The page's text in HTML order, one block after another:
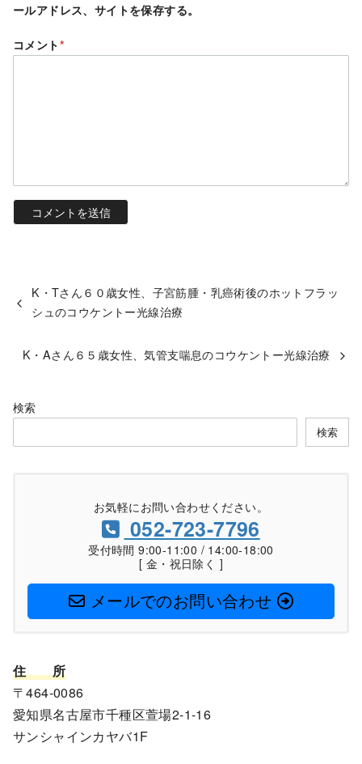
ールアドレス、サイトを保存する。
コメント*
K・Tさん６０歳女性、子宮筋腫・乳癌術後のホットフラッ
シュのコウケントー光線治療
K・Aさん６５歳女性、気管支喘息のコウケントー光線治療
検索
検索
お気軽にお問い合わせください。
052-723-7796
受付時間 9:00-11:00 / 14:00-18:00
[ 金・祝日除く ]
メールでのお問い合わせ
住
所
〒464-0086
愛知県名古屋市千種区萱場2-1-16
サンシャインカヤバ1F